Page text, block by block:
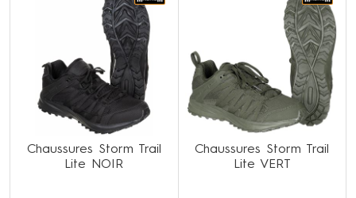
Chaussures Storm Trail
Lite NOIR
Chaussures Storm Trail
Lite VERT